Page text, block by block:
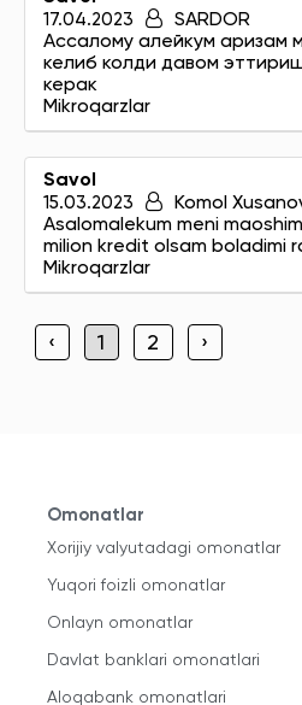
17.04.2023
SARDOR
Ассалому алейкум аризам
келиб колди давом
керак
Mikroqarzlar
Savol
15.03.2023
Komol
Asalomalekum meni
milion kredit olsam boladimi
Mikroqarzlar
‹ 1 2 ›
Omonatlar
Xorijiy valyutadagi omonatlar
Yuqori foizli omonatlar
Onlayn omonatlar
Davlat banklari omonatlari
Aloqabank omonatlari